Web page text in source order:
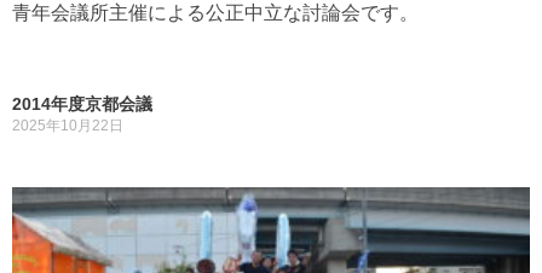
青年会議所主催による公正中立な討論会です。
2014年度京都会議
2025年10月22日